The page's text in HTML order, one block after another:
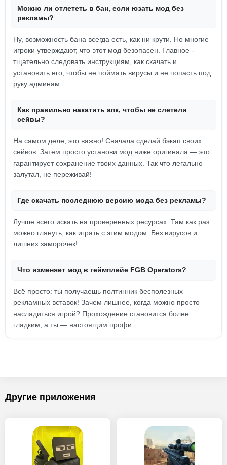
Можно ли отлететь в бан, если юзать мод без
рекламы?
Ну, возможность бана всегда есть, как ни крути. Но многие
игроки утверждают, что этот мод безопасен. Главное -
тщательно следовать инструкциям, как скачать и
установить его, чтобы не поймать вирусы и не попасть под
руку админам.
Как правильно накатить апк, чтобы не слетели
сейвы?
На самом деле, это важно! Сначала сделай бэкап своих
сейвов. Затем просто установи мод ниже оригинала — это
гарантирует сохранение твоих данных. Так что легально
залутал, не переживай!
Где скачать последнюю версию мода без рекламы?
Лучше всего искать на проверенных ресурсах. Там как раз
можно глянуть, как играть с этим модом. Без вирусов и
лишних заморочек!
Что изменяет мод в геймплейе FGB Operators?
Всё просто: ты получаешь полтинник бесполезных
рекламных вставок! Зачем лишнее, когда можно просто
насладиться игрой? Прохождение становится более
гладким, а ты — настоящим профи.
Другие приложения